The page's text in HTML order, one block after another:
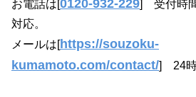
お電話は[0120-932-229] 受付時
対応。
メールは[https://souzoku-
kumamoto.com/contact/] 24時